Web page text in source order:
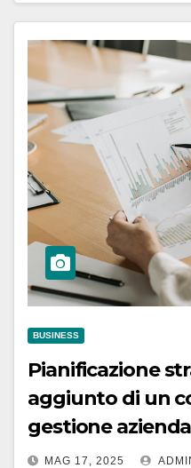
BUSINESS
Pianificazione
aggiunto di un
gestione
MAG 17, 2025